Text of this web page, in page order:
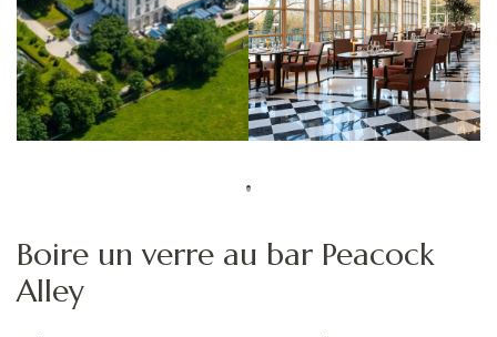
Boire un verre au bar Peacock
Alley